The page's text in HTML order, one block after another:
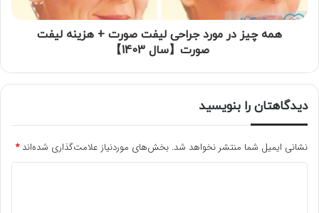
همه چیز در مورد جراحی لیفت صورت + هزینه لیفت
صورت【سال 1403】
دیدگاهتان را بنویسید
نشانی ایمیل شما منتشر نخواهد شد. بخش‌های موردنیاز علامت‌گذاری شده‌اند*